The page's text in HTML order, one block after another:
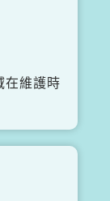
在維護時